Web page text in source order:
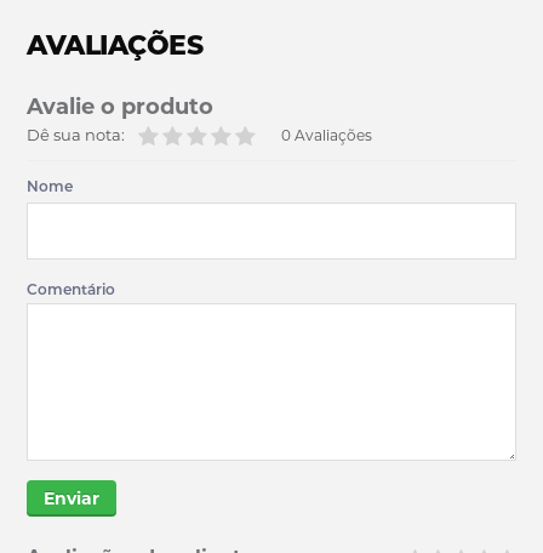
AVALIAÇÕES
Avalie o produto
0 Avaliações
Dê sua nota:
Nome
Comentário
Enviar